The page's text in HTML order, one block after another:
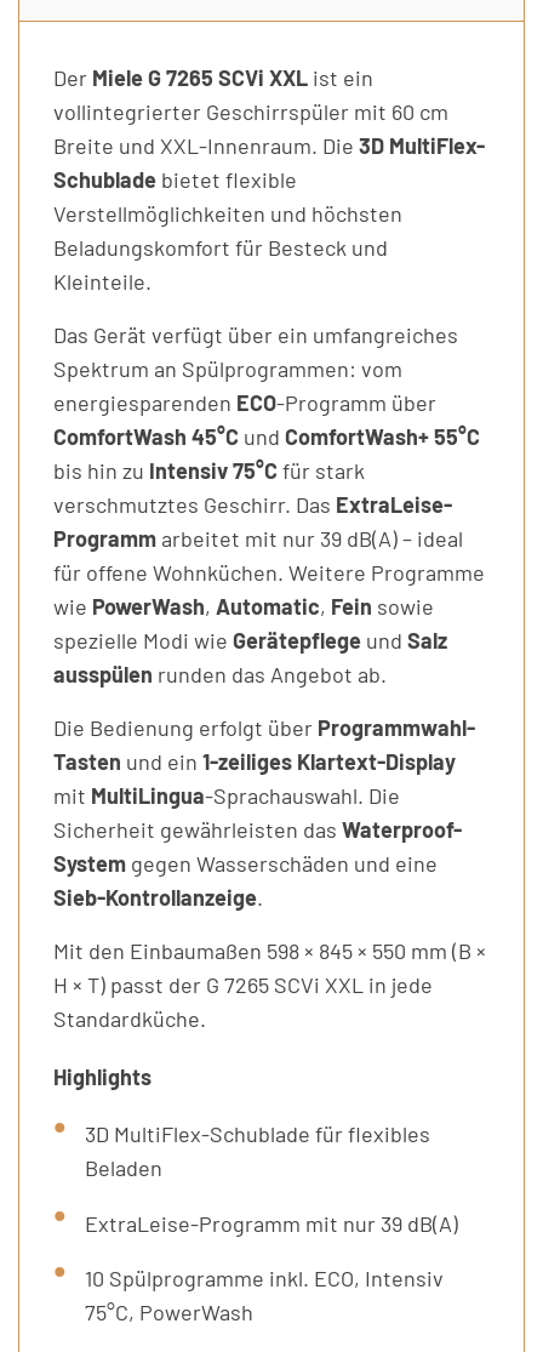
Der Miele G 7265 SCVi XXL ist ein
vollintegrierter Geschirrspüler mit 60 cm
Breite und XXL-Innenraum. Die 3D MultiFlex-
Schublade bietet flexible
Verstellmöglichkeiten und höchsten
Beladungskomfort für Besteck und
Kleinteile.
Das Gerät verfügt über ein umfangreiches
Spektrum an Spülprogrammen: vom
energiesparenden ECO-Programm über
ComfortWash 45°C und ComfortWash+ 55°C
bis hin zu Intensiv 75°C für stark
verschmutztes Geschirr. Das ExtraLeise-
Programm arbeitet mit nur 39 dB(A) – ideal
für offene Wohnküchen. Weitere Programme
wie PowerWash, Automatic, Fein sowie
spezielle Modi wie Gerätepflege und Salz
ausspülen runden das Angebot ab.
Die Bedienung erfolgt über Programmwahl-
Tasten und ein 1-zeiliges Klartext-Display
mit MultiLingua-Sprachauswahl. Die
Sicherheit gewährleisten das Waterproof-
System gegen Wasserschäden und eine
Sieb-Kontrollanzeige.
Mit den Einbaumaßen 598 × 845 × 550 mm (B ×
H × T) passt der G 7265 SCVi XXL in jede
Standardküche.
Highlights
3D MultiFlex-Schublade für flexibles
Beladen
ExtraLeise-Programm mit nur 39 dB(A)
10 Spülprogramme inkl. ECO, Intensiv
75°C, PowerWash